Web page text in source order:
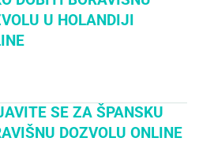
U HOLANDIJI
SE ZA ŠPANSKU
DOZVOLU ONLINE